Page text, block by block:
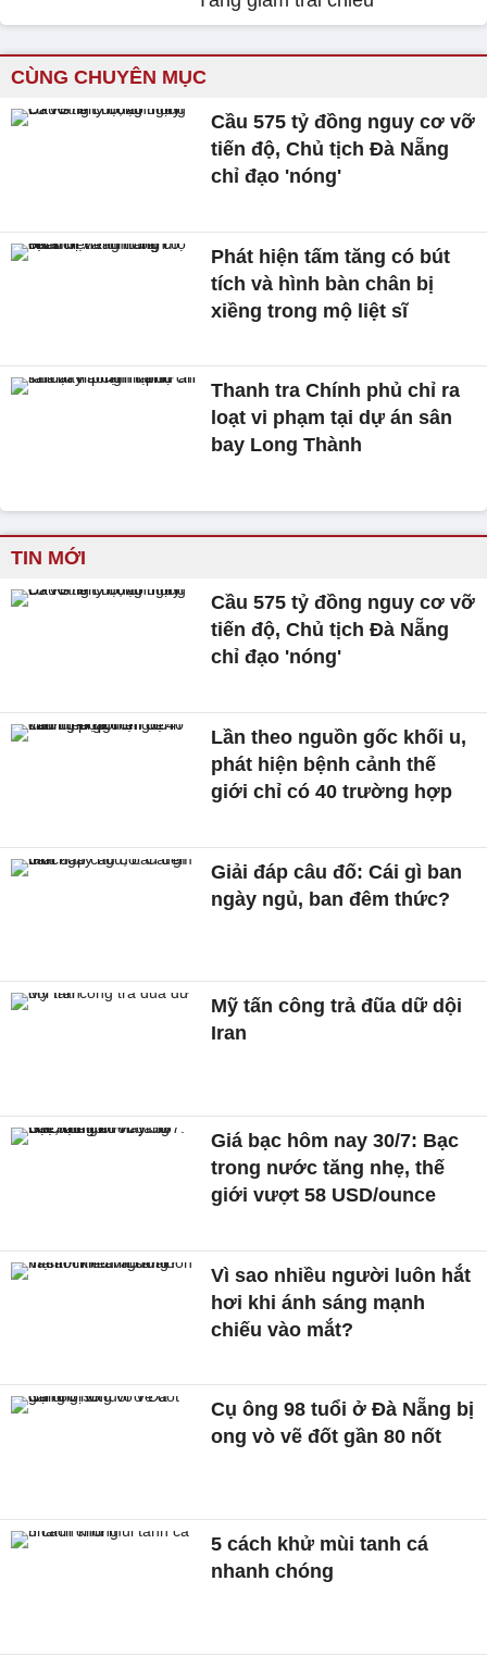
CÙNG CHUYÊN MỤC
Cầu 575 tỷ đồng nguy cơ vỡ
tiến độ, Chủ tịch Đà Nẵng
chỉ đạo 'nóng'
Phát hiện tấm tăng có bút
tích và hình bàn chân bị
xiềng trong mộ liệt sĩ
Thanh tra Chính phủ chỉ ra
loạt vi phạm tại dự án sân
bay Long Thành
TIN MỚI
Cầu 575 tỷ đồng nguy cơ vỡ
tiến độ, Chủ tịch Đà Nẵng
chỉ đạo 'nóng'
Lần theo nguồn gốc khối u,
phát hiện bệnh cảnh thế
giới chỉ có 40 trường hợp
Giải đáp câu đố: Cái gì ban
ngày ngủ, ban đêm thức?
Mỹ tấn công trả đũa dữ dội
Iran
Giá bạc hôm nay 30/7: Bạc
trong nước tăng nhẹ, thế
giới vượt 58 USD/ounce
Vì sao nhiều người luôn hắt
hơi khi ánh sáng mạnh
chiếu vào mắt?
Cụ ông 98 tuổi ở Đà Nẵng bị
ong vò vẽ đốt gần 80 nốt
5 cách khử mùi tanh cá
nhanh chóng